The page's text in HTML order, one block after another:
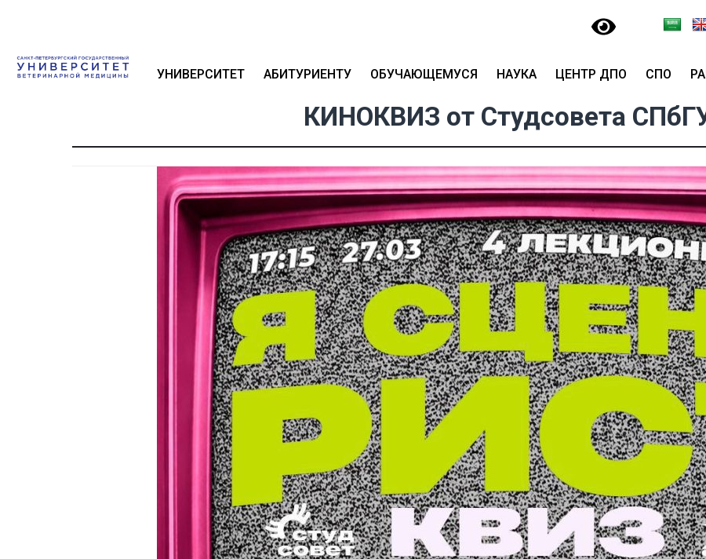
УНИВЕРСИТЕТ АБИТУРИЕНТУ ОБУЧАЮЩЕМУСЯ НАУКА ЦЕНТР ДПО СПО
КИНОКВИЗ от Студсовета